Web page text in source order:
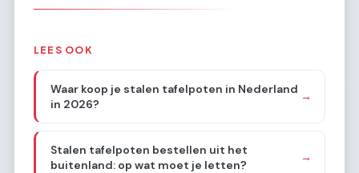
LEES OOK
Waar koop je stalen tafelpoten in Nederland
in 2026?
→
Stalen tafelpoten bestellen uit het
buitenland: op wat moet je letten?
→